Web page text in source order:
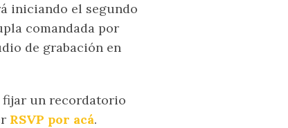
iniciando el segundo
comandada por
de grabación en
un recordatorio
RSVP por acá.